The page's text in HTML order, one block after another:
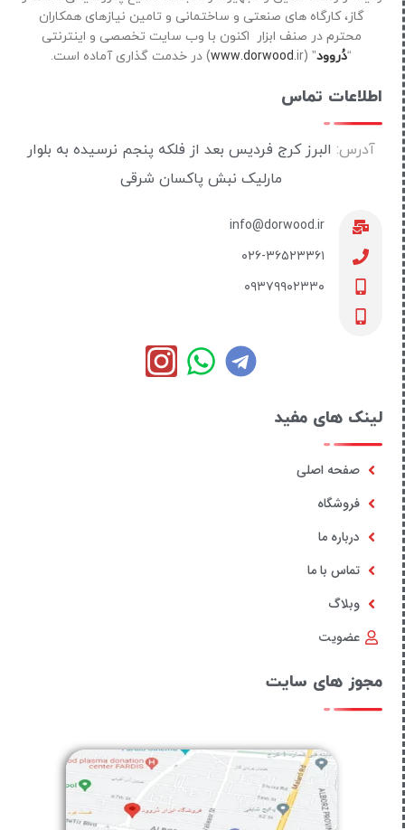
گاز، کارگاه های صنعتی و ساختمانی و تامین نیازهای همکاران
محترم در صنف ابزار اکنون با وب سایت تخصصی و اینترنتی
“دُروود” (
www.dorwood.ir) در خدمت گذاری آماده است.
اطلاعات تماس
آدرس: البرز کرج فردیس بعد از فلکه پنجم نرسیده به بلوار
مارلیک نبش پاکسان شرقی
info@dorwood.ir
۰۲۶-۳۶۵۲۳۳۶۱
۰۹۳۷۹۹۰۲۳۳۰
لینک های مفید
صفحه اصلی
فروشگاه
درباره ما
تماس با ما
وبلاگ
عضویت
مجوز های سایت